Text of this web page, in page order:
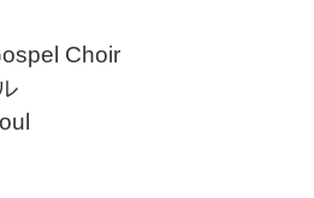
Choir